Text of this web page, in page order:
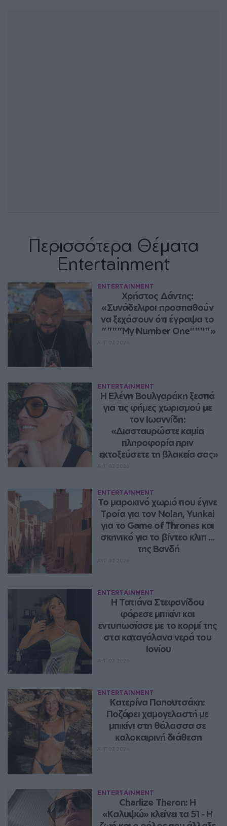
Περισσότερα Θέματα
Entertainment
ENTERTAINMENT
Χρήστος Δάντης:
«Συνάδελφοι προσπαθούν
να ξεχάσουν ότι έγραψα το
""""My Number One""""»
ENTERTAINMENT
Η Ελένη Βουλγαράκη ξεσπά
για τις φήμες χωρισμού με
τον Ιωαννίδη:
«Διασταυρώστε καμία
πληροφορία πριν
εκτοξεύσετε τη βλακεία σας»
ENTERTAINMENT
Το μαροκινό χωριό που έγινε
Τροία για τον Nolan, Yunkai
για το Game of Thrones και
σκηνικό για το βίντεο κλιπ ...
της Βανδή
ENTERTAINMENT
Η Τατιάνα Στεφανίδου
φόρεσε μπικίνι και
εντυπωσίασε με το κορμί της
στα καταγάλανα νερά του
Ιονίου
ENTERTAINMENT
Κατερίνα Παπουτσάκη:
Ποζάρει χαμογελαστή με
μπικίνι στη θάλασσα σε
καλοκαιρινή διάθεση
ENTERTAINMENT
Charlize Theron: Η
«Καλυψώ» κλείνει τα 51 ‑ H